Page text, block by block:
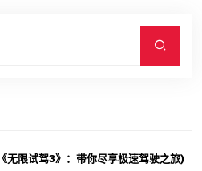
无限试驾3》：带你尽享极速驾驶之旅)